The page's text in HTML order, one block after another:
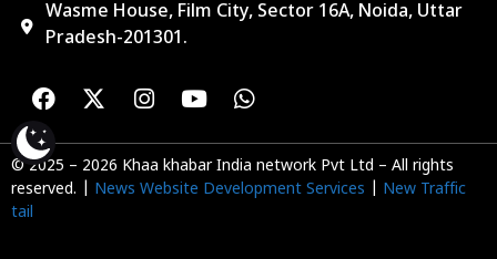
Wasme House, Film City, Sector 16A, Noida, Uttar
Pradesh-201301.
© 2025 – 2026 Khaa khabar India network Pvt Ltd – All rights
reserved. | News Website Development Services
New Traffic
tail